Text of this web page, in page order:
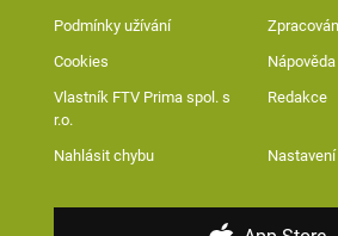
Podmínky užívání
Cookies Nápověda
Vlastník FTV Prima spol. s
r.o.
Redakce
Nahlásit chybu